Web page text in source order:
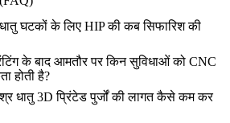
घटकों के लिए HIP की कब सिफारिश की
के बाद आमतौर पर किन सुविधाओं को CNC
होती है?
धातु 3D प्रिंटेड पुर्जों की लागत कैसे कम कर